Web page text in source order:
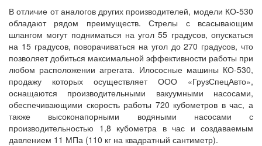
В отличие от аналогов других производителей, модели КО-530
обладают рядом преимуществ. Стрелы с всасывающим
шлангом могут подниматься на угол 55 градусов, опускаться
на 15 градусов, поворачиваться на угол до 270 градусов, что
позволяет добиться максимальной эффективности работы при
любом расположении агрегата. Илососные машины КО-530,
продажу которых осуществляет ООО «ГрузСпецАвто»,
оснащаются производительными вакуумными насосами,
обеспечивающими скорость работы 720 кубометров в час, а
также высоконапорными водяными насосами с
производительностью 1,8 кубометра в час и создаваемым
давлением 11 МПа (110 кг на квадратный сантиметр).